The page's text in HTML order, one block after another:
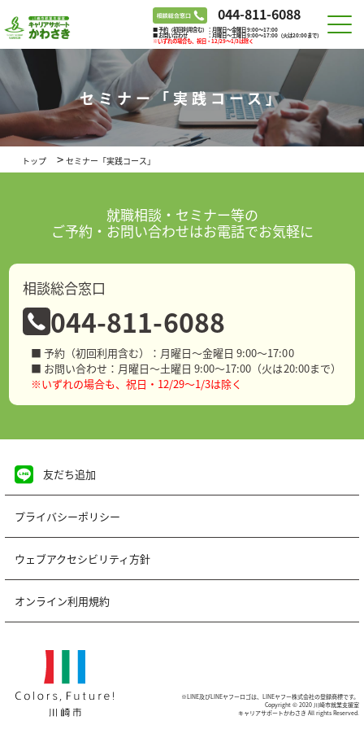
044-811-6088
■ 予約（初回利用含む）：月曜日～金曜日 9:00～17:00
■ お問い合わせ ：月曜日～土曜日 9:00～17:00（火は20:00まで）
※いずれの場合も、祝日・12/29～1/3は除く
セミナー「実践コース」
トップ >セミナー「実践コース」
就職相談・セミナー等の
ご予約・お問い合わせはお電話でお気軽に
相談総合窓口
044-811-6088
■ 予約（初回利用含む）：月曜日～金曜日 9:00～17:00
■ お問い合わせ：月曜日～土曜日 9:00～17:00（火は20:00まで）
※いずれの場合も、祝日・12/29～1/3は除く
友だち追加
プライバシーポリシー
ウェブアクセシビリティ方針
オンライン利用規約
※LINE及びLINEヤフーロゴは、LINEヤフー株式会社の登録商標です。
Copyright © 2020 川崎市就業支援室
キャリアサポートかわさき All rights Reserved.